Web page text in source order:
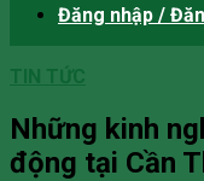
Đăng nhập /
TIN TỨC
Những kinh
động tại Cần